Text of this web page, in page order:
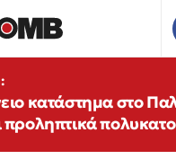
κατάστημα στο